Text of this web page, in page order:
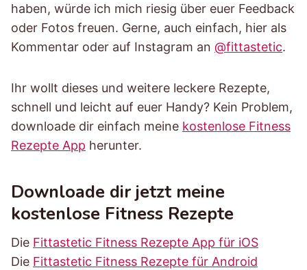
haben, würde ich mich riesig über euer Feedback
oder Fotos freuen. Gerne, auch einfach, hier als
Kommentar oder auf Instagram an @fittastetic.
Ihr wollt dieses und weitere leckere Rezepte,
schnell und leicht auf euer Handy? Kein Problem,
downloade dir einfach meine kostenlose Fitness
Rezepte App herunter.
Downloade dir jetzt meine
kostenlose Fitness Rezepte
Die Fittastetic Fitness Rezepte App für iOS
Die Fittastetic Fitness Rezepte für Android